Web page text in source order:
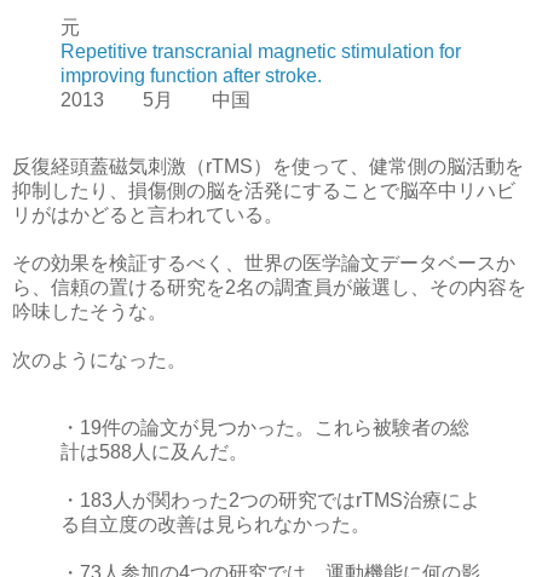
元
Repetitive transcranial magnetic stimulation for
improving function after stroke.
2013 5月 中国
反復経頭蓋磁気刺激（rTMS）を使って、健常側の脳活動を
抑制したり、損傷側の脳を活発にすることで脳卒中リハビ
リがはかどると言われている。
その効果を検証するべく、世界の医学論文データベースか
ら、信頼の置ける研究を2名の調査員が厳選し、その内容を
吟味したそうな。
次のようになった。
・19件の論文が見つかった。これら被験者の総
計は588人に及んだ。
・183人が関わった2つの研究ではrTMS治療によ
る自立度の改善は見られなかった。